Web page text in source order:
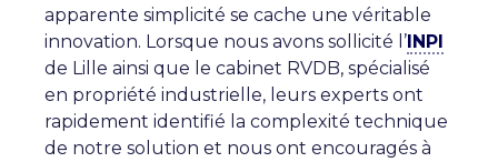
apparente simplicité se cache une véritable
innovation. Lorsque nous avons sollicité l’INPI
de Lille ainsi que le cabinet RVDB, spécialisé
en propriété industrielle, leurs experts ont
rapidement identifié la complexité technique
de notre solution et nous ont encouragés à